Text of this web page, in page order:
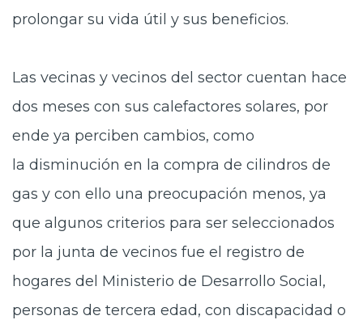
prolongar su vida útil y sus beneficios.
Las vecinas y vecinos del sector cuentan hace
dos meses con sus calefactores solares, por
ende ya perciben cambios, como
la disminución en la compra de cilindros de
gas y con ello una preocupación menos, ya
que algunos criterios para ser seleccionados
por la junta de vecinos fue el registro de
hogares del Ministerio de Desarrollo Social,
personas de tercera edad, con discapacidad o